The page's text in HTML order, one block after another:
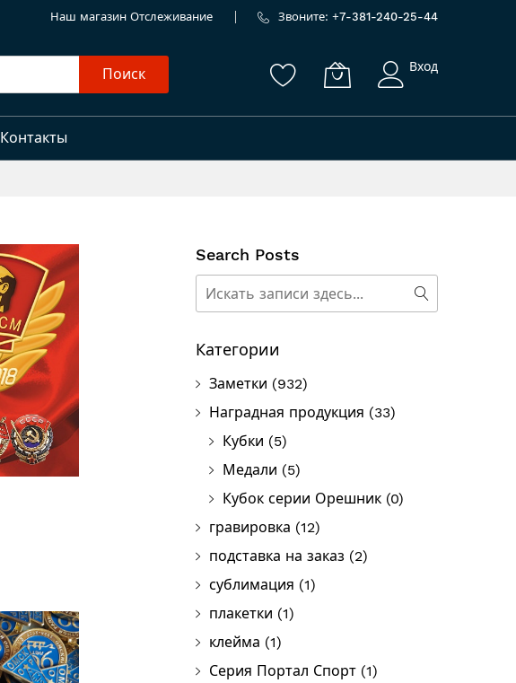
Наш магазин Отслеживание Звоните: +7-381-240-25-44
Поиск Вход
Контакты
Search Posts
Поиск
Категории
Заметки (932)
Наградная продукция (33)
Кубки (5)
Медали (5)
Кубок серии Орешник (0)
гравировка (12)
подставка на заказ (2)
сублимация (1)
плакетки (1)
клейма (1)
Серия Портал Спорт (1)